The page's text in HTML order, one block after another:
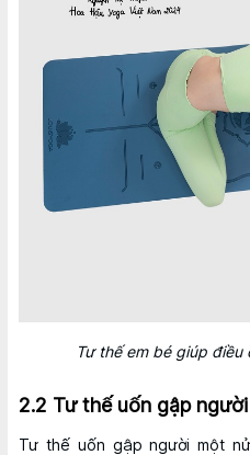
Tư thế em bé giúp
2.2 Tư thế uốn gập
Tư thế uốn gập người một